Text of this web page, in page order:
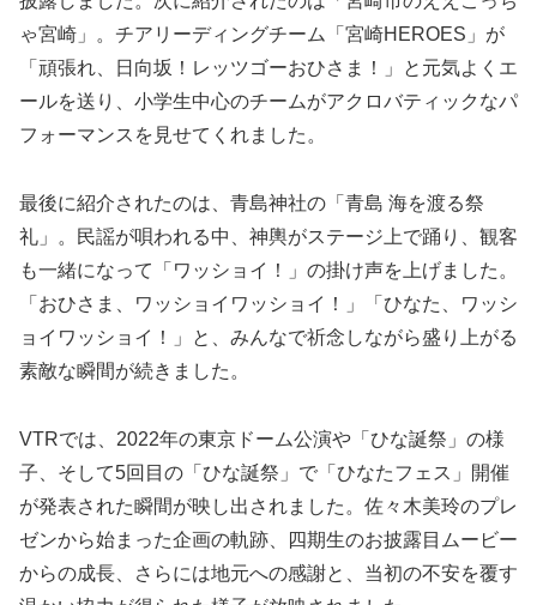
ゃ宮崎」。チアリーディングチーム「宮崎HEROES」が
「頑張れ、日向坂！レッツゴーおひさま！」と元気よくエ
ールを送り、小学生中心のチームがアクロバティックなパ
フォーマンスを見せてくれました。
最後に紹介されたのは、青島神社の「青島 海を渡る祭
礼」。民謡が唄われる中、神輿がステージ上で踊り、観客
も一緒になって「ワッショイ！」の掛け声を上げました。
「おひさま、ワッショイワッショイ！」「ひなた、ワッシ
ョイワッショイ！」と、みんなで祈念しながら盛り上がる
素敵な瞬間が続きました。
VTRでは、2022年の東京ドーム公演や「ひな誕祭」の様
子、そして5回目の「ひな誕祭」で「ひなたフェス」開催
が発表された瞬間が映し出されました。佐々木美玲のプレ
ゼンから始まった企画の軌跡、四期生のお披露目ムービー
からの成長、さらには地元への感謝と、当初の不安を覆す